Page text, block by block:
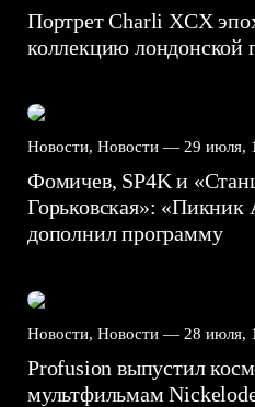
Портрет Charli XCX
коллекцию лондонской
Новости, Новости — 29 июля,
Фомичев, SP4K и
Горьковская»:
дополнил программу
Новости, Новости — 28 июля,
Profusion выпустил
мультфильмам